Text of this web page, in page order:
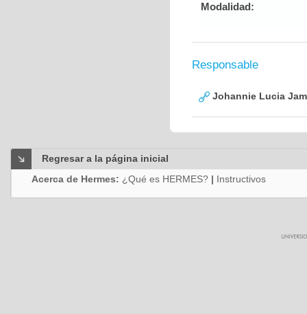
Modalidad:
Responsable
Johannie Lucia
Regresar a la página inicial
Acerca de Hermes: ¿Qué es HERMES? | Instructivos